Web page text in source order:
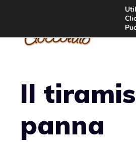
contenuto
Il
panna